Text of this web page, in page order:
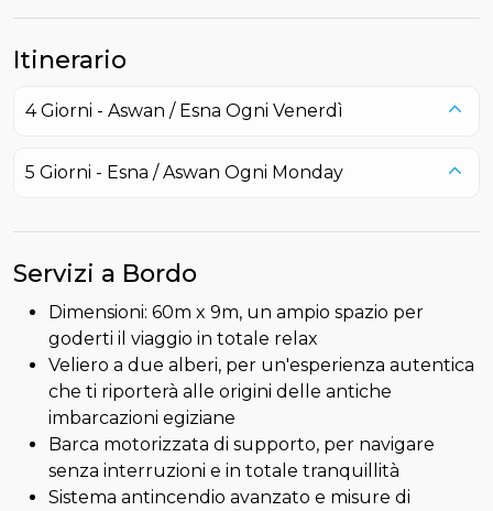
Itinerario
4 Giorni - Aswan / Esna Ogni Venerdì
5 Giorni - Esna / Aswan Ogni Monday
Servizi a Bordo
Dimensioni: 60m x 9m, un ampio spazio per
goderti il viaggio in totale relax
Veliero a due alberi, per un'esperienza autentica
che ti riporterà alle origini delle antiche
imbarcazioni egiziane
Barca motorizzata di supporto, per navigare
senza interruzioni e in totale tranquillità
Sistema antincendio avanzato e misure di